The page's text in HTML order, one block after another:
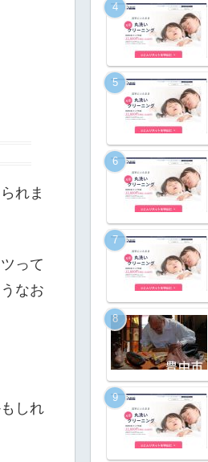
れま
って
なお
しれ